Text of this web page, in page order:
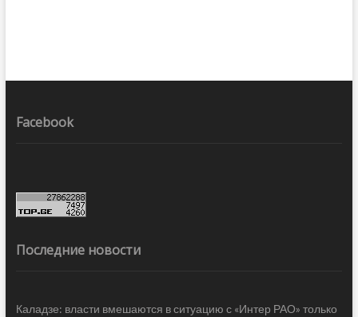
Facebook
Последние новости
Каладзе: власти вмешаются в ситуацию с «Интер РАО» только